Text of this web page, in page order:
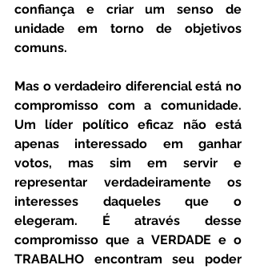
confiança e criar um senso de
unidade em torno de objetivos
comuns.
Mas o verdadeiro diferencial está no
compromisso com a comunidade.
Um líder político eficaz não está
apenas interessado em ganhar
votos, mas sim em servir e
representar verdadeiramente os
interesses daqueles que o
elegeram. É através desse
compromisso que a VERDADE e o
TRABALHO encontram seu poder